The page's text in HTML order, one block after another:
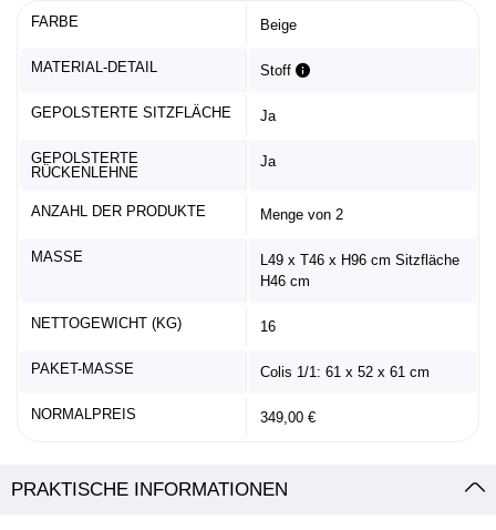
FARBE Beige
MATERIAL-DETAIL Stoff
GEPOLSTERTE SITZFLÄCHE Ja
GEPOLSTERTE
RÜCKENLEHNE
Ja
ANZAHL DER PRODUKTE Menge von 2
MASSE
L49 x T46 x H96 cm Sitzfläche
H46 cm
NETTOGEWICHT (KG) 16
PAKET-MASSE Colis 1/1: 61 x 52 x 61 cm
NORMALPREIS 349,00 €
PRAKTISCHE INFORMATIONEN